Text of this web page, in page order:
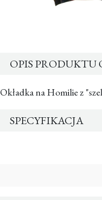
OPIS PRODUKTU
Okładka na Homilie z
SPECYFIKACJA